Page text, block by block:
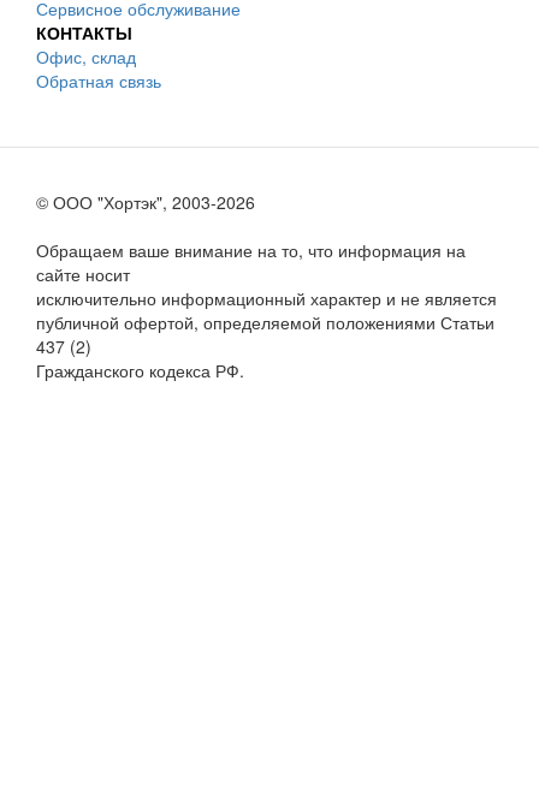
Сервисное обслуживание
КОНТАКТЫ
Офис, склад
Обратная связь
© ООО "Хортэк", 2003-2026
Обращаем ваше внимание на то, что информация на
сайте носит
исключительно информационный характер и не является
публичной офертой, определяемой положениями Статьи
437 (2)
Гражданского кодекса РФ.